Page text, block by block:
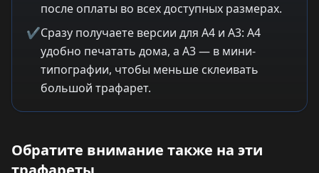
после оплаты во всех доступных размерах.
✔Сразу получаете версии для A4 и A3: A4
удобно печатать дома, а A3 — в мини-
типографии, чтобы меньше склеивать
большой трафарет.
Обратите внимание также на эти